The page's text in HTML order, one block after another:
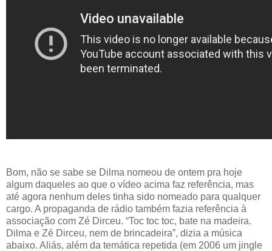
Bom, não se sabe se Dilma nomeou de ontem pra hoje
algum daqueles ao que o vídeo acima faz referência, mas
até agora nenhum deles tinha sido nomeado para qualquer
cargo. A propaganda de rádio também fazia referência à
associação com Zé Dirceu. “Toc toc toc, bate na madeira.
Dilma e Zé Dirceu, nem de brincadeira”, dizia a música
abaixo. Aliás, além da temática repetida (em 2006 um jingle